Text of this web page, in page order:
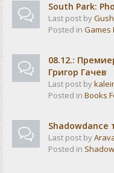
South Park:
Last post by
Posted in Games
08.12.:
Григор Гачев
Last post by
Posted in Books
Shadowdance
Last post by
Posted in